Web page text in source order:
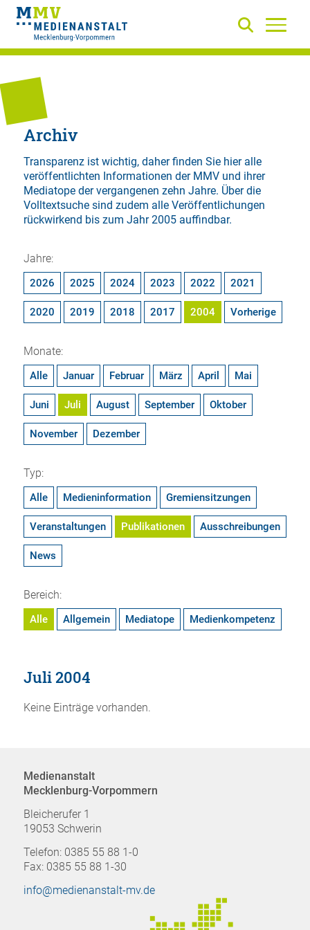
Archiv
Transparenz ist wichtig, daher finden Sie hier alle
veröffentlichten Informationen der MMV und ihrer
Mediatope der vergangenen zehn Jahre. Über die
Volltextsuchesind zudem alle Veröffentlichungen
rückwirkend bis zum Jahr 2005 auffindbar.
Jahre:
2026 2025 2024 2023 2022 2021
2020 2019 2018 2017 2004 Vorherige
Monate:
Alle Januar Februar März April Mai
Juni Juli August September Oktober
November Dezember
Typ:
Alle Medieninformation Gremiensitzungen
Veranstaltungen Publikationen Ausschreibungen
News
Bereich:
Alle Allgemein Mediatope Medienkompetenz
Juli 2004
Keine Einträge vorhanden.
Medienanstalt
Mecklenburg-Vorpommern
Bleicherufer 1
19053 Schwerin
Telefon: 0385 55 88 1-0
Fax: 0385 55 88 1-30
info@medienanstalt-mv.de